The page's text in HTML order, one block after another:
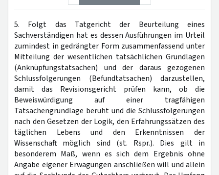
5. Folgt das Tatgericht der Beurteilung eines
Sachverständigen hat es dessen Ausführungen im Urteil
zumindest in gedrängter Form zusammenfassend unter
Mitteilung der wesentlichen tatsächlichen Grundlagen
(Anknüpfungstatsachen) und der daraus gezogenen
Schlussfolgerungen (Befundtatsachen) darzustellen,
damit das Revisionsgericht prüfen kann, ob die
Beweiswürdigung auf einer tragfähigen
Tatsachengrundlage beruht und die Schlussfolgerungen
nach den Gesetzen der Logik, den Erfahrungssätzen des
täglichen Lebens und den Erkenntnissen der
Wissenschaft möglich sind (st. Rspr.). Dies gilt in
besonderem Maß, wenn es sich dem Ergebnis ohne
Angabe eigener Erwägungen anschließen will und allein